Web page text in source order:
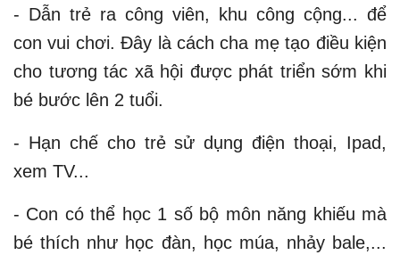
- Dẫn trẻ ra công viên, khu công cộng... để
con vui chơi. Đây là cách cha mẹ tạo điều kiện
cho tương tác xã hội được phát triển sớm khi
bé bước lên 2 tuổi.
- Hạn chế cho trẻ sử dụng điện thoại, Ipad,
xem TV...
- Con có thể học 1 số bộ môn năng khiếu mà
bé thích như học đàn, học múa, nhảy bale,...